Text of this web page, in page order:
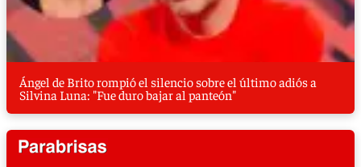
Ángel de Brito rompió el silencio sobre el último adiós a
Silvina Luna: "Fue duro bajar al panteón"